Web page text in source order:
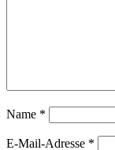
Name *
E-Mail-Adresse *